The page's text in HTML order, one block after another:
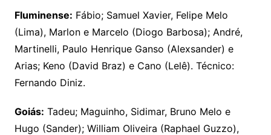
Fluminense: Fábio; Samuel Xavier, Felipe Melo
(Lima), Marlon e Marcelo (Diogo Barbosa); André,
Martinelli, Paulo Henrique Ganso (Alexsander) e
Arias; Keno (David Braz) e Cano (Lelê). Técnico:
Fernando Diniz.
Goiás: Tadeu; Maguinho, Sidimar, Bruno Melo e
Hugo (Sander); William Oliveira (Raphael Guzzo),